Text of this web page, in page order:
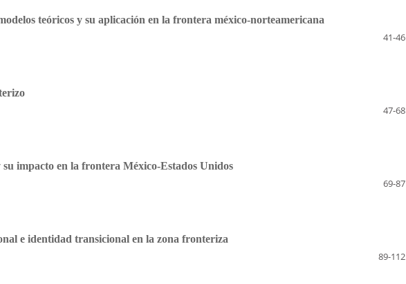
teóricos y su aplicación en la frontera méxico-norteamericana
41-46
47-68
impacto en la frontera México-Estados Unidos
69-87
e identidad transicional en la zona fronteriza
89-112